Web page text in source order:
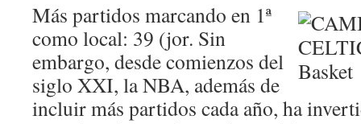
Más partidos marcando en 1ª
como local: 39 (jor. Sin
embargo, desde comienzos del
siglo XXI, la NBA, además de
incluir más partidos cada año, ha